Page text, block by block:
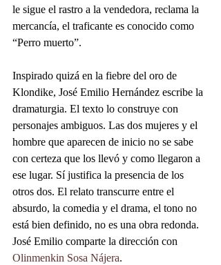
le sigue el rastro a la vendedora, reclama la
mercancía, el traficante es conocido como
“Perro muerto”.
Inspirado quizá en la fiebre del oro de
Klondike, José Emilio Hernández escribe la
dramaturgia. El texto lo construye con
personajes ambiguos. Las dos mujeres y el
hombre que aparecen de inicio no se sabe
con certeza que los llevó y como llegaron a
ese lugar. Sí justifica la presencia de los
otros dos. El relato transcurre entre el
absurdo, la comedia y el drama, el tono no
está bien definido, no es una obra redonda.
José Emilio comparte la dirección con
Olinmenkin Sosa Nájera.